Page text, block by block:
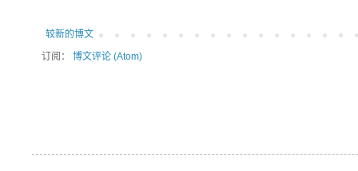
较新的博文
订阅： 博文评论 (Atom)